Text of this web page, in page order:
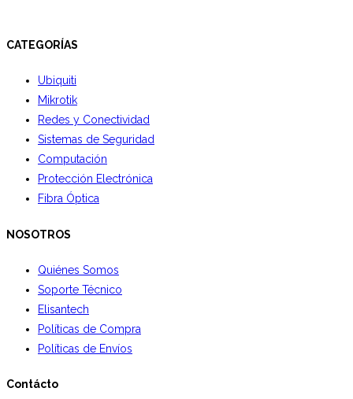
CATEGORÍAS
Ubiquiti
Mikrotik
Redes y Conectividad
Sistemas de Seguridad
Computación
Protección Electrónica
Fibra Óptica
NOSOTROS
Quiénes Somos
Soporte Técnico
Elisantech
Políticas de Compra
Políticas de Envíos
Contácto